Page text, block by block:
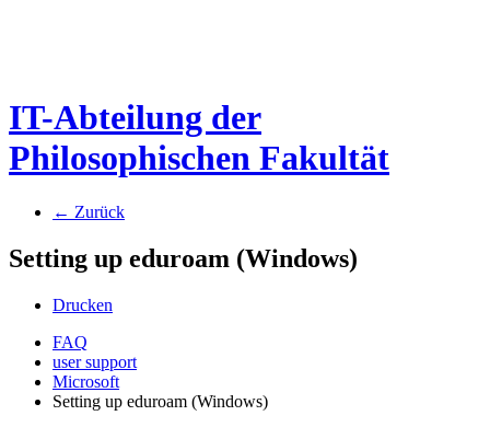
IT-Abteilung der
Philosophischen Fakultät
← Zurück
Setting up eduroam (Windows)
Drucken
FAQ
user support
Microsoft
Setting up eduroam (Windows)